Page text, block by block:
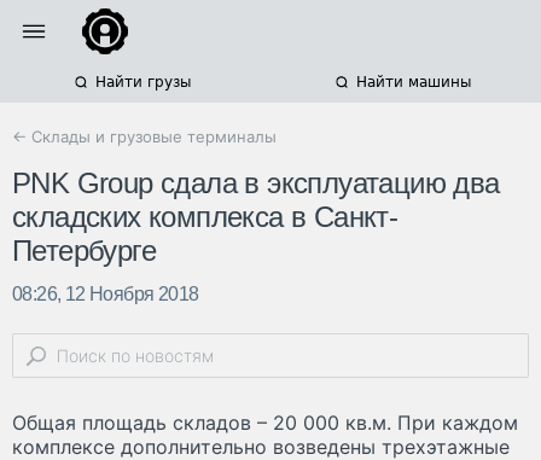
Найти грузы Найти машины
← Склады и грузовые терминалы
PNK Group сдала в эксплуатацию два
складских комплекса в Санкт-
Петербурге
08:26, 12 Ноября 2018
Общая площадь складов – 20 000 кв.м. При каждом
комплексе дополнительно возведены трехэтажные